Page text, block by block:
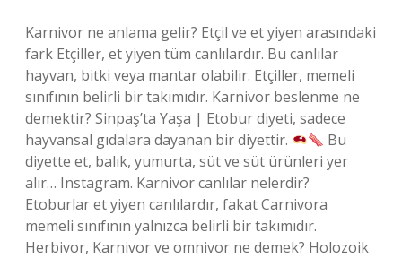
Karnivor ne anlama gelir? Etçil ve et yiyen arasındaki
fark Etçiller, et yiyen tüm canlılardır. Bu canlılar
hayvan, bitki veya mantar olabilir. Etçiller, memeli
sınıfının belirli bir takımıdır. Karnivor beslenme ne
demektir? Sinpaş’ta Yaşa | Etobur diyeti, sadece
hayvansal gıdalara dayanan bir diyettir.
Bu
diyette et, balık, yumurta, süt ve süt ürünleri yer
alır… Instagram. Karnivor canlılar nelerdir?
Etoburlar et yiyen canlılardır, fakat Carnivora
memeli sınıfının yalnızca belirli bir takımıdır.
Herbivor, Karnivor ve omnivor ne demek? Holozoik